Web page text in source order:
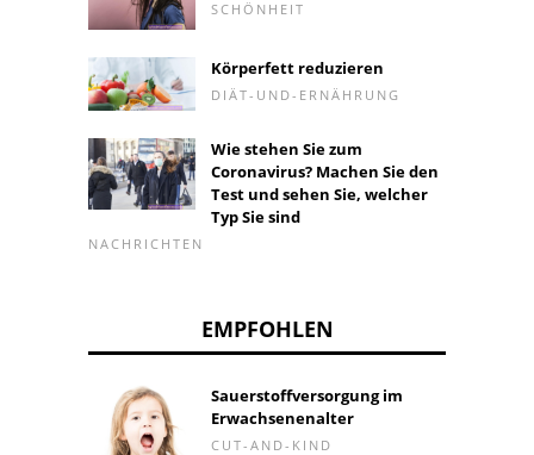
SCHÖNHEIT
Körperfett reduzieren
DIÄT-UND-ERNÄHRUNG
Wie stehen Sie zum
Coronavirus? Machen Sie den
Test und sehen Sie, welcher
Typ Sie sind
NACHRICHTEN
EMPFOHLEN
Sauerstoffversorgung im
Erwachsenenalter
CUT-AND-KIND